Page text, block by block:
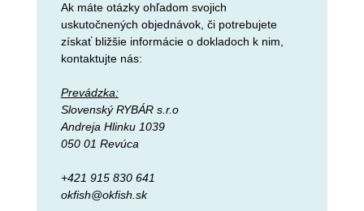
Ak máte otázky ohľadom svojich
uskutočnených objednávok, či potrebujete
získať bližšie informácie o dokladoch k nim,
kontaktujte nás:
Prevádzka:
Slovenský RYBÁR s.r.o
Andreja Hlinku 1039
050 01 Revúca
+421 915 830 641
okfish@okfish.sk